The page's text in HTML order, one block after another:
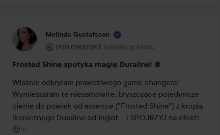
Melinda Gustafsson
LYKO CREATOR
Rola użytkownika: Lyko Creator.
4 miesięcy temu
Post został utworzony 4 miesięcy
Frosted Shine spotyka magię Duraline! ❄️
Właśnie odkryłam prawdziwego game changera!
Wymieszałam te niesamowite, błyszczące pojedyncze
cienie do powiek od essence ("Frosted Shine") z kroplą
ikonicznego Duraline od Inglot – i SPOJRZYJ na efekt!
😍✨